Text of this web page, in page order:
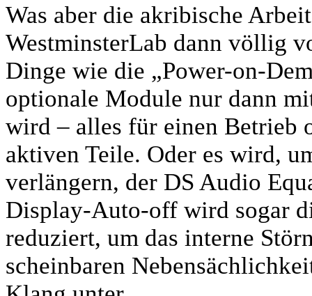
Was aber die akribische
WestminsterLab dann völlig
Dinge wie die „Power-on-
optionale Module nur dann
wird – alles für einen Betrieb
aktiven Teile. Oder es wird,
verlängern, der DS Audio
Display-Auto-off wird sogar
reduziert, um das interne
scheinbaren